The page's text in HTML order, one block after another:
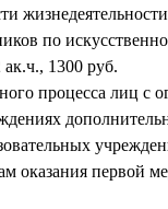
по
1300 руб.
процесса лиц с
оказания первой